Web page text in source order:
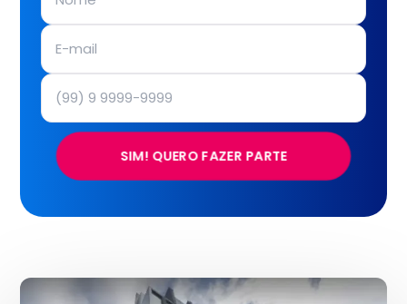
SIM! QUERO FAZER PARTE